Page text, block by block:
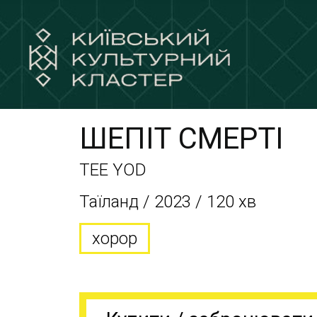
ШЕПІТ СМЕРТІ
TEE YOD
Таїланд / 2023 / 120 хв
хорор